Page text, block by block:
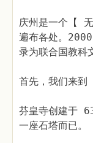
庆州是一个【
遍布各处。
录为联合国教科
首先，我们来到
芬皇寺创建于
一座石塔而已。